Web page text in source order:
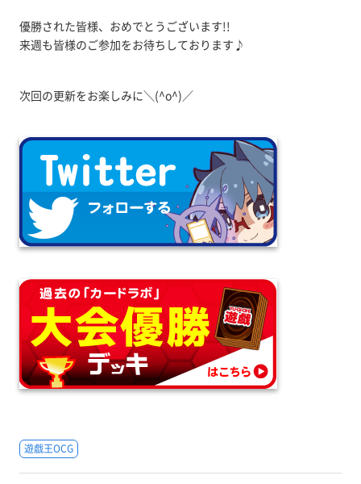
優勝された皆様、おめでとうございます!!
来週も皆様のご参加をお待ちしております♪
次回の更新をお楽しみに＼(^o^)／
遊戯王OCG